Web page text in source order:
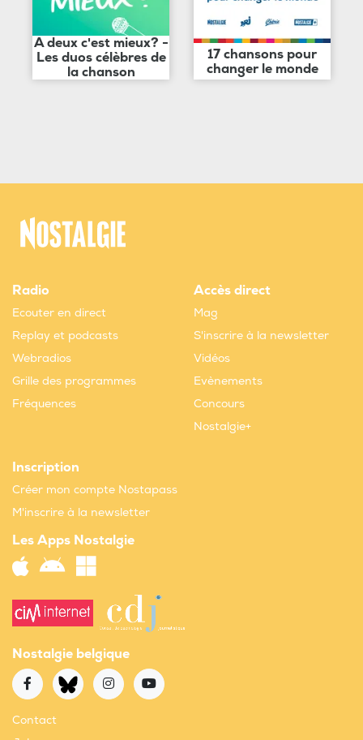
A deux c'est mieux? -
Les duos célèbres de
la chanson
17 chansons pour
changer le monde
Radio
Ecouter en direct
Replay et podcasts
Webradios
Grille des programmes
Fréquences
Accès direct
Mag
S'inscrire à la newsletter
Vidéos
Evènements
Concours
Nostalgie+
Inscription
Créer mon compte Nostapass
M'inscrire à la newsletter
Les Apps Nostalgie
Nostalgie belgique
Contact